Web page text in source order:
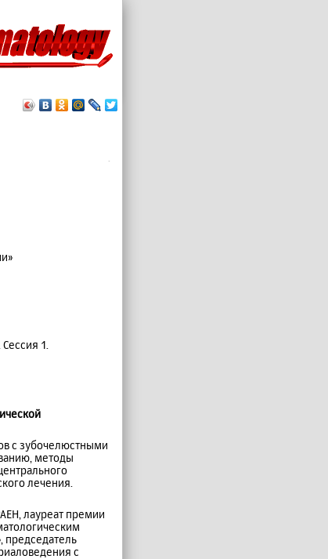
1.
с зубочелюстными
методы
лечения.
лауреат премии
председатель
с